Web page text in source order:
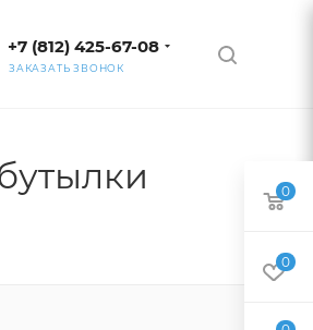
+7 (812) 425-67-08
ЗАКАЗАТЬ ЗВОНОК
0
0